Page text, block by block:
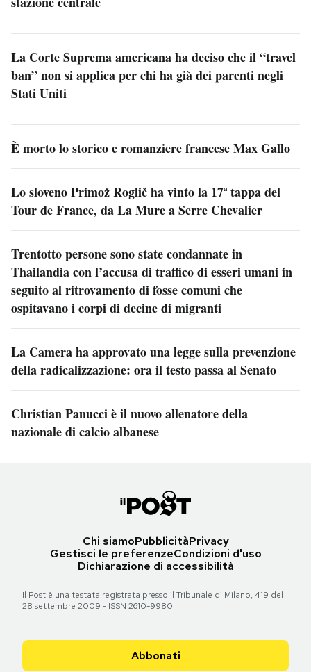
La Corte Suprema americana ha deciso che il “travel
ban” non si applica per chi ha già dei parenti negli
Stati Uniti
È morto lo storico e romanziere francese Max Gallo
Lo sloveno Primož Roglič ha vinto la 17ª tappa del
Tour de France, da La Mure a Serre Chevalier
Trentotto persone sono state condannate in
Thailandia con l’accusa di traffico di esseri umani in
seguito al ritrovamento di fosse comuni che
ospitavano i corpi di decine di migranti
La Camera ha approvato una legge sulla prevenzione
della radicalizzazione: ora il testo passa al Senato
Christian Panucci è il nuovo allenatore della
nazionale di calcio albanese
Chi siamoPubblicitàPrivacy
Gestisci le preferenzeCondizioni d'uso
Dichiarazione di accessibilità
Il Post è una testata registrata presso il Tribunale di Milano, 419 del
28 settembre 2009 - ISSN 2610-9980
Abbonati